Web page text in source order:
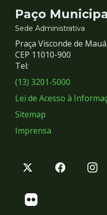
Contato
e
Redes
Sociais
Paço
Sede Administrativa
Praça Visconde de
CEP 11010-900
Tel:
(13) 3201-5000
Lei de Acesso à
Sitemap
Imprensa